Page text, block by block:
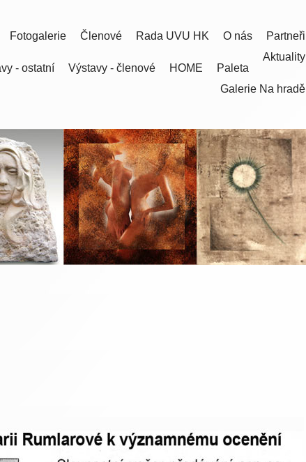
Partneři
O nás
Rada UVU HK
Členové
Fotogalerie
Aktuality
Paleta
HOME
Výstavy - členové
- ostatní
Galerie Na hradě